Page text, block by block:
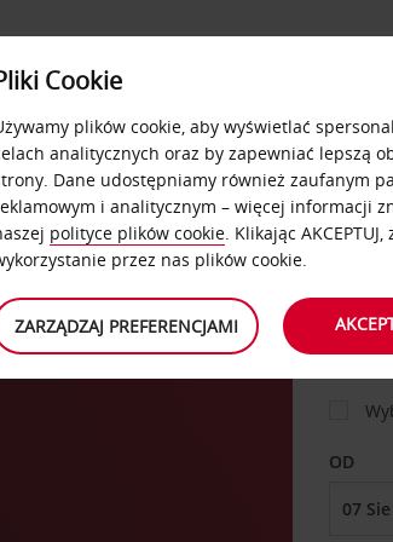
USŁUGI
OD
Cookie
plików cookie, aby wyświetlać
analitycznych oraz by zapewniać lepszą
Dane udostępniamy również zaufanym
i analitycznym – więcej informacji
polityce plików cookie. Klikając
przez nas plików cookie.
ZARZĄDZAJ PREFERENCJAMI